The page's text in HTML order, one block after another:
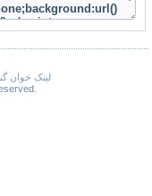
لینک خوان